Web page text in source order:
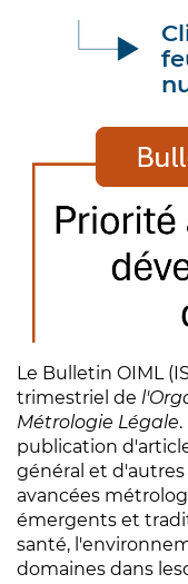
Le Bulletin OIML
trimestriel de
Métrologie Légale
publication
général et
avancées
émergents et
santé,
domaines dans